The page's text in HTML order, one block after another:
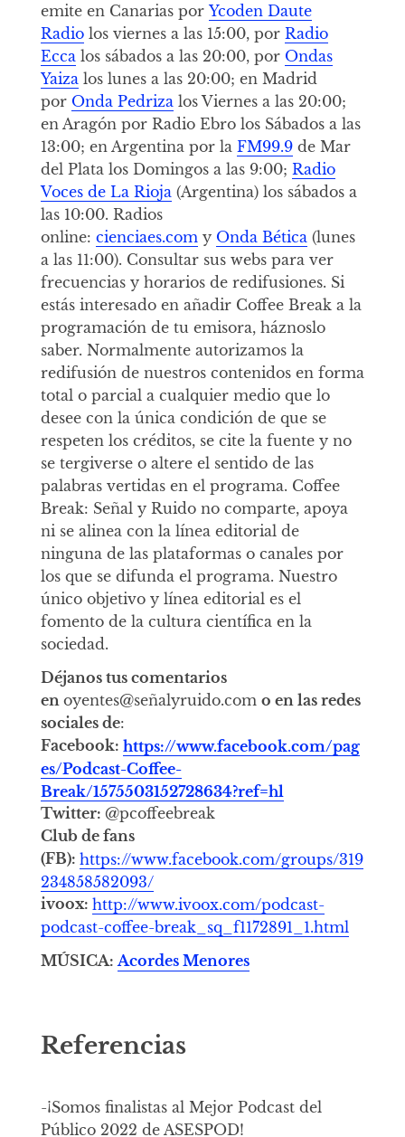
emite en Canarias por Ycoden Daute
Radiolos viernes a las 15:00, por Radio
Ecca los sábados a las 20:00, por Ondas
Yaiza los lunes a las 20:00; en Madrid
por Onda Pedriza los Viernes a las 20:00;
en Aragón por Radio Ebro los Sábados a las
13:00; en Argentina por la FM99.9de Mar
del Plata los Domingos a las 9:00; Radio
Voces de La Rioja (Argentina) los sábados a
las 10:00. Radios
online: cienciaes.com y Onda Bética (lunes
a las 11:00). Consultar sus webs para ver
frecuencias y horarios de redifusiones. Si
estás interesado en añadir Coffee Break a la
programación de tu emisora, háznoslo
saber. Normalmente autorizamos la
redifusión de nuestros contenidos en forma
total o parcial a cualquier medio que lo
desee con la única condición de que se
respeten los créditos, se cite la fuente y no
se tergiverse o altere el sentido de las
palabras vertidas en el programa. Coffee
Break: Señal y Ruido no comparte, apoya
ni se alinea con la línea editorial de
ninguna de las plataformas o canales por
los que se difunda el programa. Nuestro
único objetivo y línea editorial es el
fomento de la cultura científica en la
sociedad.
Déjanos tus comentarios
en oyentes@señalyruido.com o en las redes
sociales de:
Facebook: https://www.facebook.com/pag
es/Podcast-Coffee-
Break/1575503152728634?ref=hl
Twitter: @pcoffeebreak
Club de fans
(FB): https://www.facebook.com/groups/319
234858582093/
ivoox: http://www.ivoox.com/podcast-
podcast-coffee-break_sq_f1172891_1.html
MÚSICA:Acordes Menores
Referencias
-¡Somos finalistas al Mejor Podcast del
Público 2022 de ASESPOD!